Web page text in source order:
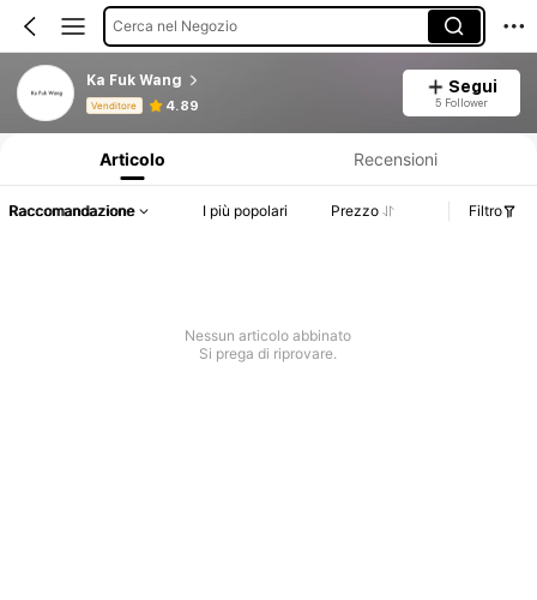
Cerca nel Negozio
Ka Fuk Wang
Venditore 4.89
Segui
5 Follower
Articolo Recensioni
Raccomandazione I più popolari Prezzo Filtro
Nessun articolo abbinato
Si prega di riprovare.